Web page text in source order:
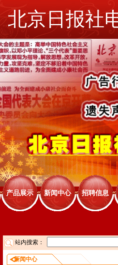
北京日报社
产品展示 新闻中心 招聘信息
站内搜索：
新闻中心